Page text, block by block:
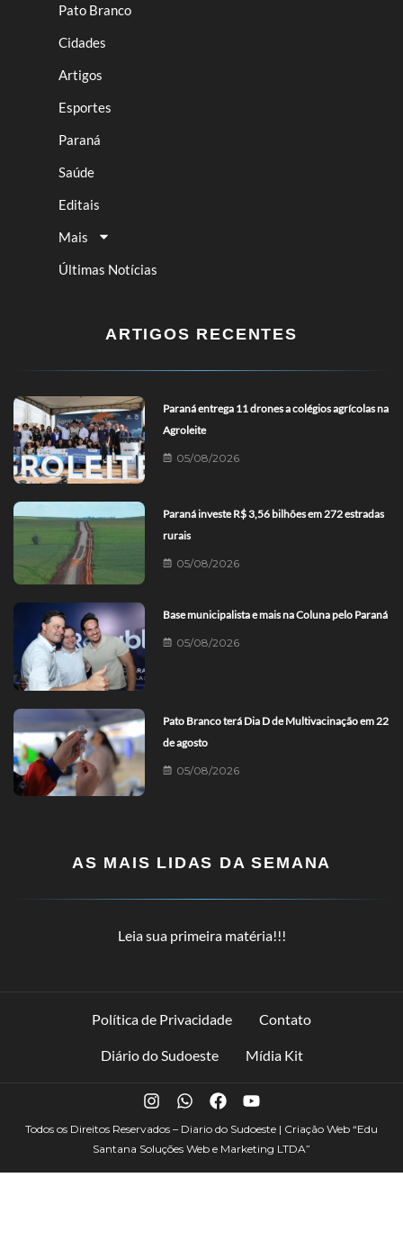
Pato Branco
Cidades
Artigos
Esportes
Paraná
Saúde
Editais
Mais
Últimas Notícias
ARTIGOS RECENTES
Paraná entrega 11 drones a colégios agrícolas na
Agroleite
05/08/2026
Paraná investe R$ 3,56 bilhões em 272 estradas
rurais
05/08/2026
Base municipalista e mais na Coluna pelo Paraná
05/08/2026
Pato Branco terá Dia D de Multivacinação em 22
de agosto
05/08/2026
AS MAIS LIDAS DA SEMANA
Leia sua primeira matéria!!!
Política de Privacidade Contato
Diário do Sudoeste Mídia Kit
Todos os Direitos Reservados – Diario do Sudoeste | Criação Web “Edu
Santana Soluções Web e Marketing LTDA”